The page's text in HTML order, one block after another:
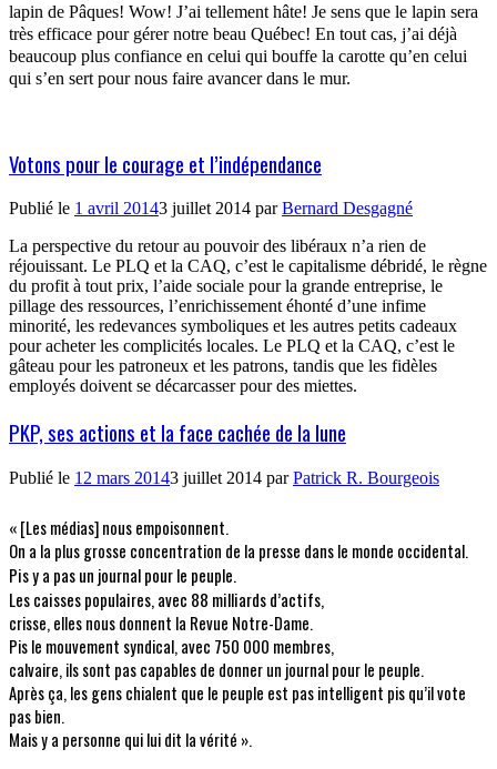
lapin de Pâques! Wow! J’ai tellement hâte! Je sens que le lapin sera
très efficace pour gérer notre beau Québec! En tout cas, j’ai déjà
beaucoup plus confiance en celui qui bouffe la carotte qu’en celui
qui s’en sert pour nous faire avancer dans le mur.
Votons pour le courage et l’indépendance
Publié le 1 avril 20143 juillet 2014 parBernard Desgagné
La perspective du retour au pouvoir des libéraux n’a rien de
réjouissant. Le PLQ et la CAQ, c’est le capitalisme débridé, le règne
du profit à tout prix, l’aide sociale pour la grande entreprise, le
pillage des ressources, l’enrichissement éhonté d’une infime
minorité, les redevances symboliques et les autres petits cadeaux
pour acheter les complicités locales. Le PLQ et la CAQ, c’est le
gâteau pour les patroneux et les patrons, tandis que les fidèles
employés doivent se décarcasser pour des miettes.
PKP, ses actions et la face cachée de la lune
Publié le 12 mars 20143 juillet 2014 parPatrick R. Bourgeois
« [Les médias] nous empoisonnent.
On a la plus grosse concentration de la presse dans le monde occidental.
Pis y a pas un journal pour le peuple.
Les caisses populaires, avec 88 milliards d’actifs,
crisse,elles nous donnent la Revue Notre-Dame.
Pis le mouvement syndical, avec 750 000 membres,
calvaire,ils sont pas capables de donner un journal pour le peuple.
Après ça, les gens chialent que le peuple est pas intelligent pis qu’il vote
pas bien.
Mais y a personne qui lui dit la vérité ».